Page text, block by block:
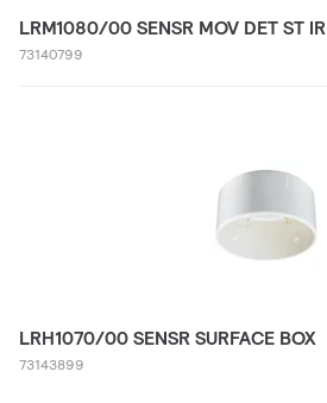
LRM1080/00 SENSR MOV DET ST IR
73140799
LRH1070/00 SENSR SURFACE BOX
73143899